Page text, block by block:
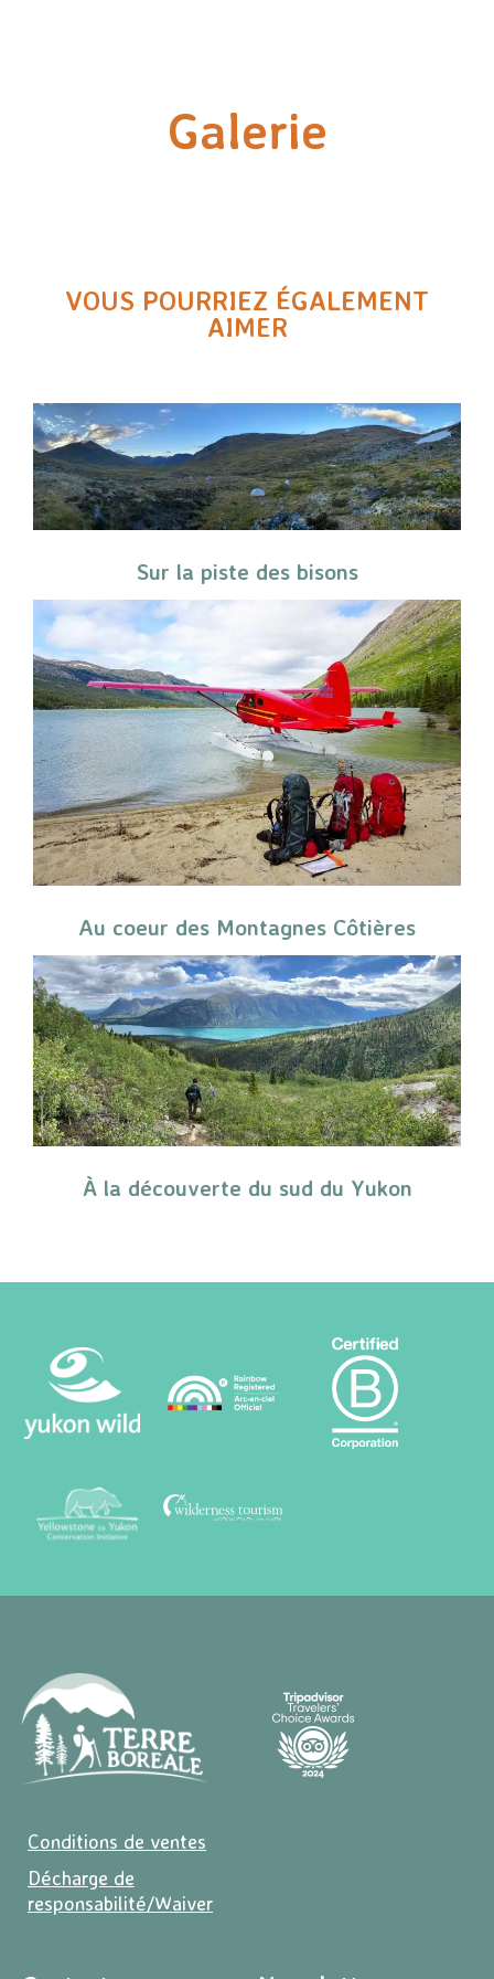
Galerie
VOUS POURRIEZ ÉGALEMENT
AIMER
Sur la piste des bisons
Au coeur des Montagnes Côtières
À la découverte du sud du Yukon
Conditions de ventes
Décharge de
responsabilité/Waiver